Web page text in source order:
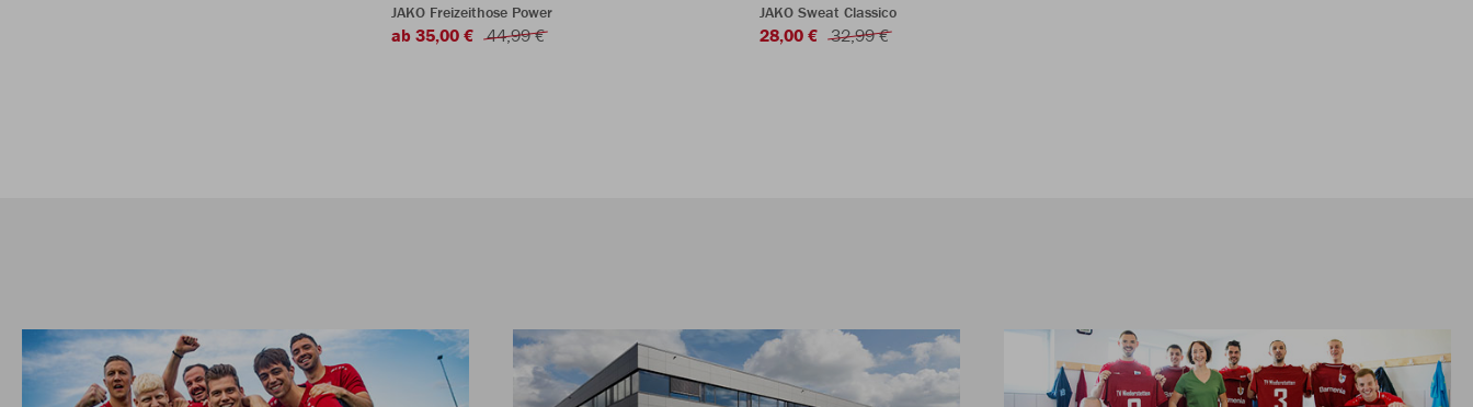
JAKO Freizeithose Power
ab 35,00 € 44,99 €
JAKO Sweat Classico
28,00 € 32,99 €